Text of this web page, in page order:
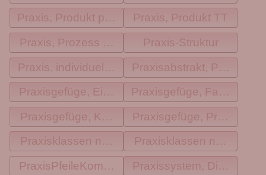
Praxis, Produkt png
Praxis, Produkt TT
Praxis, Prozess Kreis
Praxis-Struktur
Praxis. individuelle KomponentenTT
Praxisabstrakt, Produkt
Praxisgefüge, EigenschaftenPraxisgefüge, Faktoren
Praxisgefüge, KompositionTTPraxisgefüge, Probleme
Praxisklassen nach Beziehungen TT
Praxisklassen nach
PraxisPfeileKomponentenTTPraxissystem,